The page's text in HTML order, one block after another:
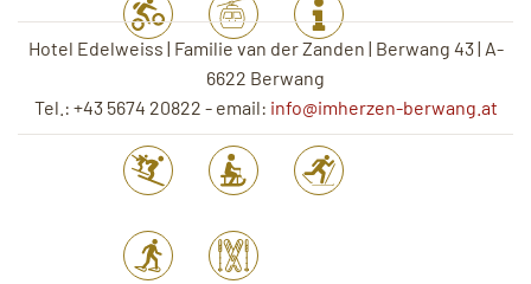
Hotel Edelweiss | Familie van der Zanden | Berwang 43 | A-
6622 Berwang
Tel.: +43 5674 20822 - email: info@imherzen-berwang.at